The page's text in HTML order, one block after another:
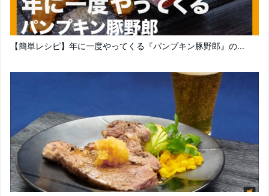
【簡単レシピ】年に一度やってくる『パンプキン豚野郎』の...